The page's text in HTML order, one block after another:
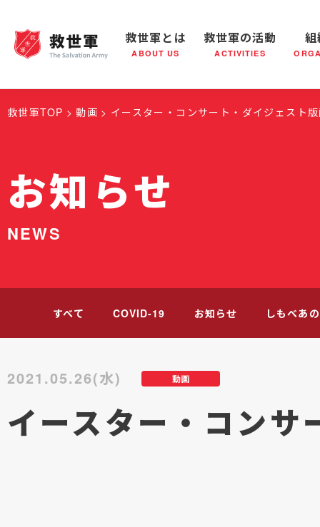
救世軍とは
ABOUT US
救世軍とは 世界が抱えている社会問題 救世軍
救世軍の活動
ACTIVITIES
救世軍の活動 社会鍋
組織概要
救世軍TOP 動画 イースター・コンサート・ダイジェスト
お知らせ
NEWS
すべて COVID-19 お知らせ しもべあ
動画
2021.05.26(水)
イースター・コンサ